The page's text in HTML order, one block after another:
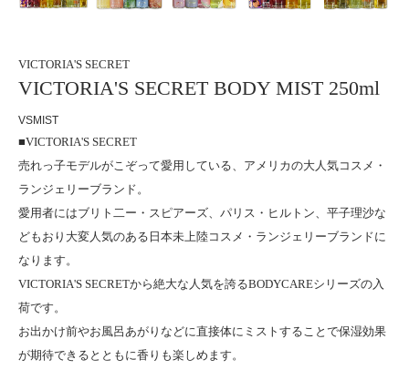
VICTORIA'S SECRET
VICTORIA'S SECRET BODY MIST 250ml
VSMIST
■VICTORIA'S SECRET
売れっ子モデルがこぞって愛用している、アメリカの大人気コスメ・
ランジェリーブランド。
愛用者にはブリト二ー・スピアーズ、パリス・ヒルトン、平子理沙な
どもおり大変人気のある日本未上陸コスメ・ランジェリーブランドに
なります。
VICTORIA'S SECRETから絶大な人気を誇るBODYCAREシリーズの入
荷です。
お出かけ前やお風呂あがりなどに直接体にミストすることで保湿効果
が期待できるとともに香りも楽しめます。